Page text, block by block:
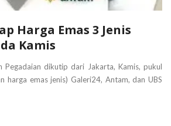
Harga Emas 3 Jenis
Kamis
Pegadaian dikutip dari Jakarta, Kamis, pukul
harga emas jenis) Galeri24, Antam, dan UBS